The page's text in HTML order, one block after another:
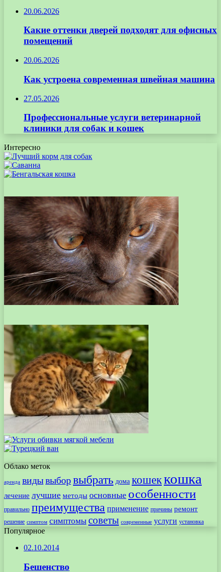
20.06.2026
Какие оттенки дверей подходят для офисных
помещений
20.06.2026
Как устроена современная швейная машина
27.05.2026
Профессиональные услуги ветеринарной
клиники для собак и кошек
Интересно
Облако меток
аренда видывыборвыбрать дома кошеккошка
лечение лучшие методы основные особенности
правильно преимущества применение причины ремонт
решение симптом симптомы советы современные услуги установка
Популярное
02.10.2014
Бешенство